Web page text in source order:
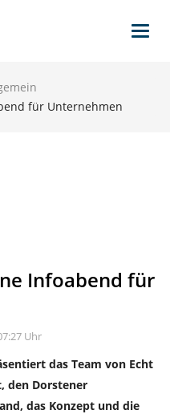
für Unternehmen
Infoabend für
Uhr
das Team von Echt
den Dorstener
das Konzept und die